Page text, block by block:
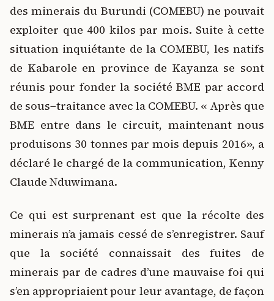
des minerais du Burundi (COMEBU) ne pouvait
exploiter que 400 kilos par mois. Suite à cette
situation inquiétante de la COMEBU, les natifs
de Kabarole en province de Kayanza se sont
réunis pour fonder la société BME par accord
de sous−traitance avec la COMEBU. « Après que
BME entre dans le circuit, maintenant nous
produisons 30 tonnes par mois depuis 2016», a
déclaré le chargé de la communication, Kenny
Claude Nduwimana.
Ce qui est surprenant est que la récolte des
minerais n’a jamais cessé de s’enregistrer. Sauf
que la société connaissait des fuites de
minerais par de cadres d’une mauvaise foi qui
s’en appropriaient pour leur avantage, de façon